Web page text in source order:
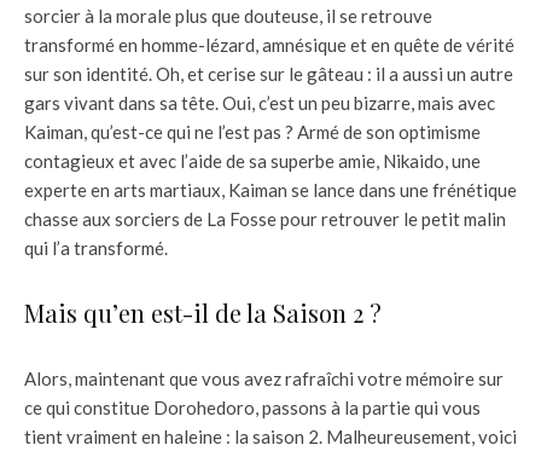
sorcier à la morale plus que douteuse, il se retrouve
transformé en homme-lézard, amnésique et en quête de vérité
sur son identité. Oh, et cerise sur le gâteau : il a aussi un autre
gars vivant dans sa tête. Oui, c’est un peu bizarre, mais avec
Kaiman, qu’est-ce qui ne l’est pas ? Armé de son optimisme
contagieux et avec l’aide de sa superbe amie, Nikaido, une
experte en arts martiaux, Kaiman se lance dans une frénétique
chasse aux sorciers de La Fosse pour retrouver le petit malin
qui l’a transformé.
Mais qu’en est-il de la Saison 2 ?
Alors, maintenant que vous avez rafraîchi votre mémoire sur
ce qui constitue Dorohedoro, passons à la partie qui vous
tient vraiment en haleine : la saison 2. Malheureusement, voici